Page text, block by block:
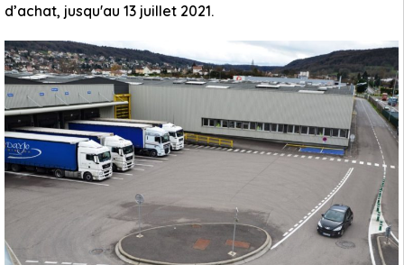
d’achat, jusqu'au 13 juillet 2021.